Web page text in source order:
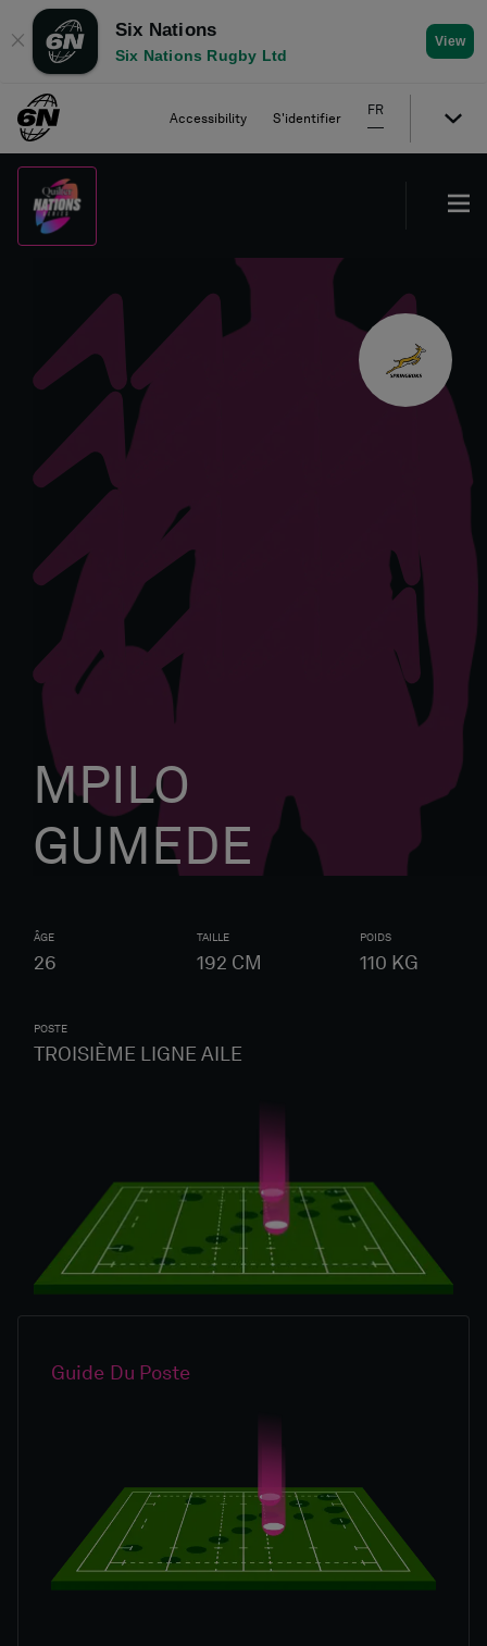
✕
Six Nations
Six Nations Rugby Ltd
View
Accessibility S'identifier
FR
MPILO
GUMEDE
ÂGE
26
TAILLE
192 CM
POIDS
110 KG
POSTE
TROISIÈME LIGNE AILE
Guide Du Poste